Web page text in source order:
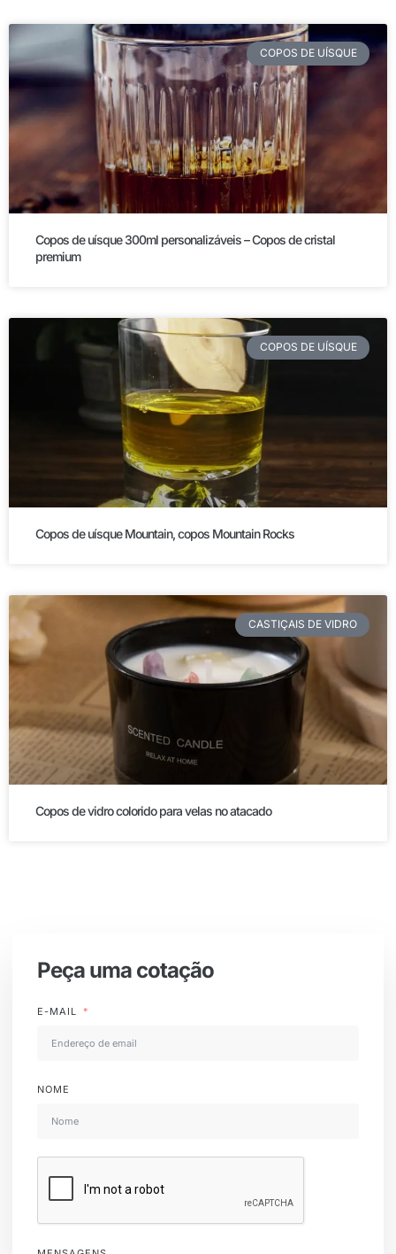
COPOS DE UÍSQUE
Copos de uísque 300ml personalizáveis – Copos de cristal
premium
COPOS DE UÍSQUE
Copos de uísque Mountain, copos Mountain Rocks
CASTIÇAIS DE VIDRO
Copos de vidro colorido para velas no atacado
Peça uma cotação
E-MAIL
NOME